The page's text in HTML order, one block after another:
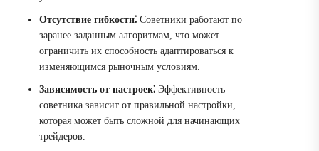
Отсутствие гибкости⁚ Советники работают по
заранее заданным алгоритмам, что может
ограничить их способность адаптироваться к
изменяющимся рыночным условиям.
Зависимость от настроек⁚ Эффективность
советника зависит от правильной настройки,
которая может быть сложной для начинающих
трейдеров.